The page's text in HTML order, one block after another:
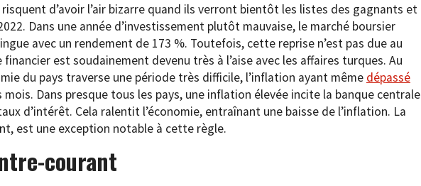
d’avoir l’air bizarre quand ils verront bientôt les listes des gagnants et
Dans une année d’investissement plutôt mauvaise, le marché boursier
avec un rendement de 173 %. Toutefois, cette reprise n’est pas due au
est soudainement devenu très à l’aise avec les affaires turques. Au
du pays traverse une période très difficile, l’inflation ayant même dépassé
mois. Dans presque tous les pays, une inflation élevée incite la banque centrale
d’intérêt. Cela ralentit l’économie, entraînant une baisse de l’inflation. La
est une exception notable à cette règle.
courant